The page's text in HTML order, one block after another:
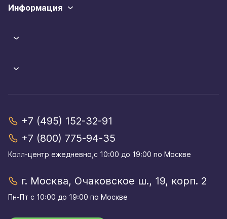
Информация
+7 (495) 152-32-91
+7 (800) 775-94-35
Колл-центр eжедневно,с 10:00 до 19:00 по Москве
г. Москва, Очаковское ш., 19, корп. 2
Пн-Пт с 10:00 до 19:00 по Москве